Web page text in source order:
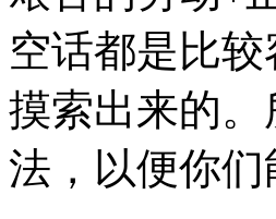
空话都是比
摸索出来的
法，以便你